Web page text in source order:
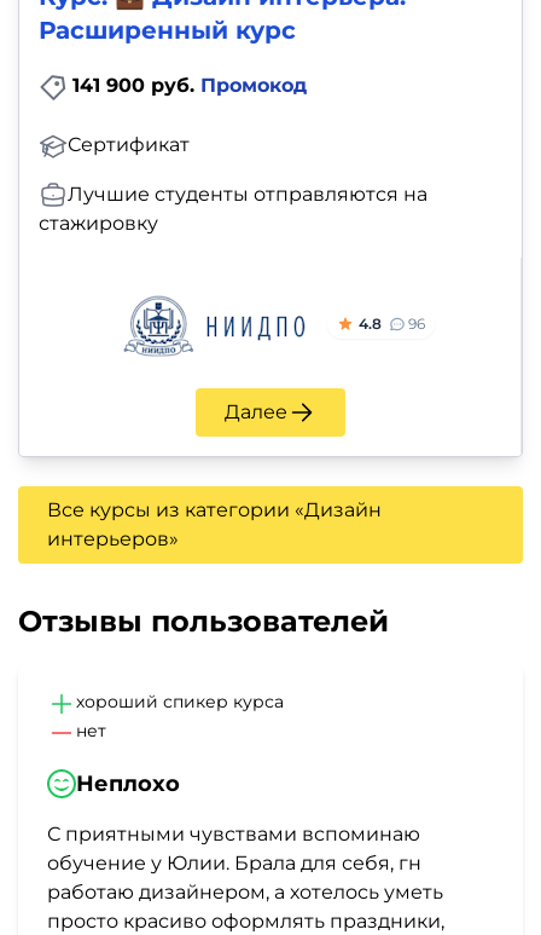
Расширенный курс
141 900 руб. Промокод
Сертификат
Лучшие студенты отправляются на
стажировку
4.8 96
Далее
Все курсы из категории «Дизайн
интерьеров»
Отзывы пользователей
хороший спикер курса
нет
Неплохо
С приятными чувствами вспоминаю
обучение у Юлии. Брала для себя, гн
работаю дизайнером, а хотелось уметь
просто красиво оформлять праздники,